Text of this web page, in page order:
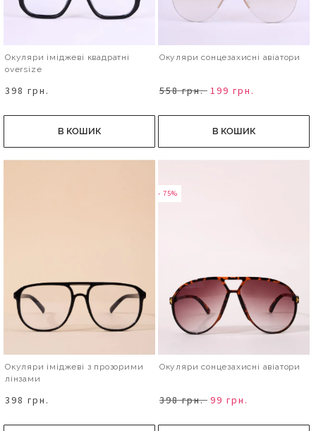
Окуляри іміджеві квадратні
oversize
398 грн.
В КОШИК
Окуляри сонцезахисні авіатори
558 грн. 199 грн.
В КОШИК
Окуляри іміджеві з прозорими
лінзами
398 грн.
- 75%
Окуляри сонцезахисні авіатори
398 грн. 99 грн.